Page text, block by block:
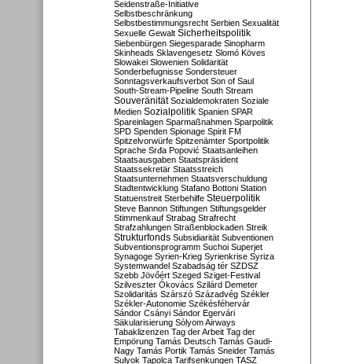
Seidenstraße-Initiative
Selbstbeschränkung
Selbstbestimmungsrecht Serbien Sexualität
Sexuelle Gewalt Sicherheitspolitik
Siebenbürgen Siegesparade Sinopharm
Skinheads Sklavengesetz Slomó Köves
Slowakei Slowenien Solidarität
Sonderbefugnisse Sondersteuer
Sonntagsverkaufsverbot Son of Saul
South-Stream-Pipeline South Stream
Souveränität Sozialdemokraten Soziale
Medien Sozialpolitik Spanien SPAR
Spareinlagen Sparmaßnahmen Sparpolitik
SPD Spenden Spionage Spirit FM
Spitzelvorwürfe Spitzenämter Sportpolitik
Sprache Srđa Popović Staatsanleihen
Staatsausgaben Staatspräsident
Staatssekretär Staatsstreich
Staatsunternehmen Staatsverschuldung
Stadtentwicklung Stafano Bottoni Station
Statuenstreit Sterbehilfe Steuerpolitik
Steve Bannon Stiftungen Stiftungsgelder
Stimmenkauf Strabag Strafrecht
Strafzahlungen Straßenblockaden Streik
Strukturfonds Subsidiarität Subventionen
Subventionsprogramm Suchoi Superjet
Synagoge Syrien-Krieg Syrienkrise Syriza
Systemwandel Szabadság tér SZDSZ
Szebb Jövőért Szeged Sziget-Festival
Szilveszter Ókovács Szilárd Demeter
Szolidaritás Szárszó Századvég Székler
Székler-Autonomie Székésféhervár
Sándor Csányi Sándor Egervári
Säkularisierung Sólyom Airways
Tabaklizenzen Tag der Arbeit Tag der
Empörung Tamás Deutsch Tamás Gaudi-
Nagy Tamás Portik Tamás Sneider Tamás
Sulyok Tapolca Tarifsenkungen TASZ